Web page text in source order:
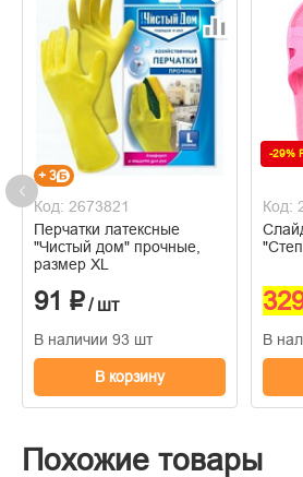
+ 3
Код: 2673821
Перчатки латексные
"Чистый дом" прочные,
размер XL
91 ₽/ шт
В наличии 93 шт
В корзину
-29%
Код:
В
Похожие товары